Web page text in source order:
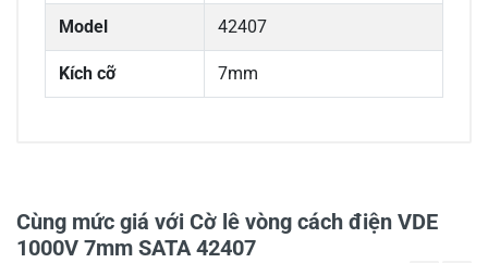
Model 42407
Kích cỡ 7mm
Cùng mức giá với Cờ lê vòng cách điện VDE
1000V 7mm SATA 42407